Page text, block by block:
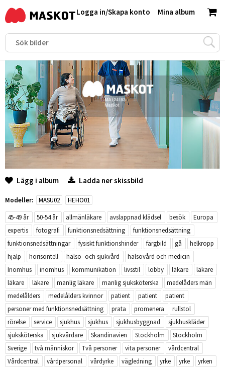
Mina album
Logga in/Skapa konto
Lägg i album Ladda ner skissbild
Modeller: MASU02
HEHO01
45-49 år
50-54 år allmänläkare avslappnad klädsel besök
Europa
expertis
fotografi funktionsnedsättning
funktionsnedsättning
funktionsnedsättningar
fysiskt funktionshinder färgbild gå
helkropp
hjälp
horisontell hälso- och sjukvård
hälsovård och medicin
Inomhus
inomhus kommunikation livsstil lobby läkare
läkare
läkare
läkare manlig läkare manlig sjuksköterska
medelåders män
medelålders
medelålders kvinnor patient patient
patient
personer med funktionsnedsättning
prata promenera
rullstol
rörelse
service sjukhus sjukhus sjukhusbyggnad
sjukhuskläder
sjuksköterska
sjukvårdare Skandinavien Stockholm
Stockholm
Sverige
två människor Två personer vita personer
vårdcentral
Vårdcentral
vårdpersonal vårdyrke vägledning yrke yrke yrken